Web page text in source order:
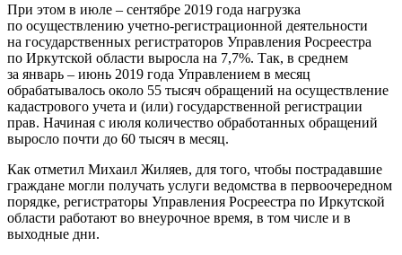
При этом в июле – сентябре 2019 года нагрузка
по осуществлению учетно-регистрационной деятельности
на государственных регистраторов Управления Росреестра
по Иркутской области выросла на 7,7%. Так, в среднем
за январь – июнь 2019 года Управлением в месяц
обрабатывалось около 55 тысяч обращений на осуществление
кадастрового учета и (или) государственной регистрации
прав. Начиная с июля количество обработанных обращений
выросло почти до 60 тысяч в месяц.
Как отметил Михаил Жиляев, для того, чтобы пострадавшие
граждане могли получать услуги ведомства в первоочередном
порядке, регистраторы Управления Росреестра по Иркутской
области работают во внеурочное время, в том числе и в
выходные дни.